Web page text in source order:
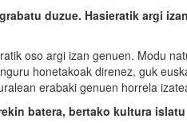
duzue. Hasieratik argi
oso argi izan genuen. Modu
honetakoak direnez, guk
erabaki genuen horrela
batera, bertako kultura